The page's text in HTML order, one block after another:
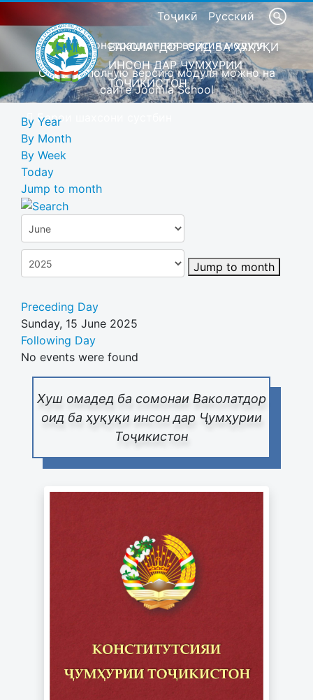
Тоҷикӣ Русский
Это демонстрационная версия модуля
Скачать полную версию модуля можно на
сайте Joomla School
Барои шахсони сустбин
ВАКОЛАТДОР ОИД БА ҲУҚУҚИ
ИНСОН ДАР ҶУМҲУРИИ
ТОҶИКИСТОН
Хуш омадед ба сомонаи Ваколатдор
оид ба ҳуқуқи инсон дар Ҷумҳурии
Тоҷикистон
By Year
By Month
By Week
Today
Jump to month
Jump to month
Preceding Day
Sunday, 15 June 2025
Following Day
No events were found